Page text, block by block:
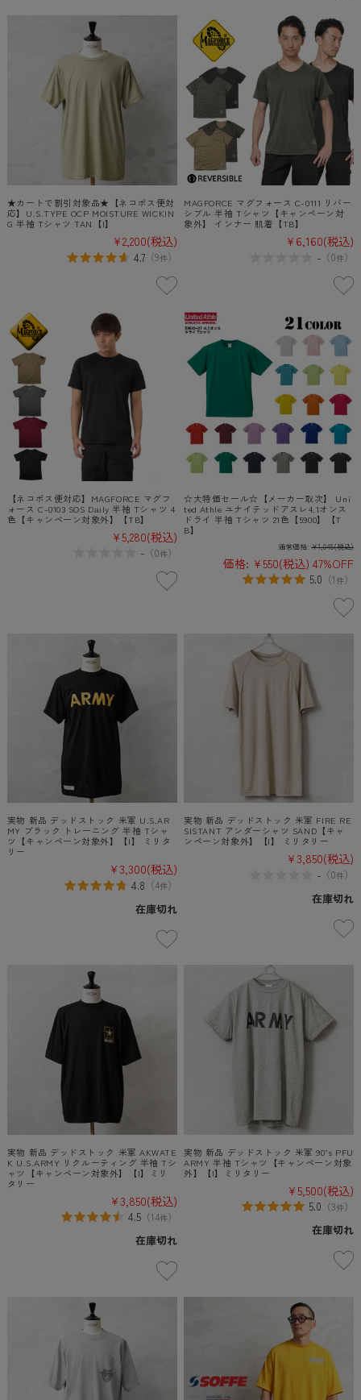
★カートで割引対象品★【ネコポス便対
応】U.S.TYPE OCP MOISTURE WICKIN
G 半袖 Tシャツ TAN【I】
¥2,200(税込)
4.7（9件）
MAGFORCE マグフォース C-0111 リバー
シブル 半袖 Tシャツ【キャンペーン対
象外】 インナー 肌着【TB】
¥6,160(税込)
- （0件）
【ネコポス便対応】MAGFORCE マグフ
ォース C-0103 SOS Daily 半袖 Tシャツ 4
色【キャンペーン対象外】【TB】
¥5,280(税込)
-（0件）
☆大特価セール☆【メーカー取次】 Uni
ted Athle ユナイテッドアスレ4.1オンス
ドライ 半袖 Tシャツ 21色【5900】【T
B】
通常価格: ¥1,045(税込)
価格: ¥550(税込) 47%OFF
5.0 （1件）
実物 新品 デッドストック 米軍 U.S.AR
MY ブラック トレーニング 半袖 Tシャ
ツ【キャンペーン対象外】【I】 ミリタ
リー
¥3,300(税込)
4.8 （4件）
在庫切れ
実物 新品 デッドストック 米軍 FIRE RE
SISTANT アンダーシャツ SAND【キャ
ンペーン対象外】【I】 ミリタリー
¥3,850(税込)
- （0件）
在庫切れ
実物 新品 デッドストック 米軍 AKWATE
K U.S.ARMY リクルーティング 半袖 Tシ
ャツ【キャンペーン対象外】【I】ミリ
タリー
¥3,850(税込)
4.5（14件）
在庫切れ
実物 新品 デッドストック 米軍 90’s PFU
ARMY 半袖 Tシャツ【キャンペーン対象
外】【I】ミリタリー
¥5,500(税込)
5.0 （3件）
在庫切れ